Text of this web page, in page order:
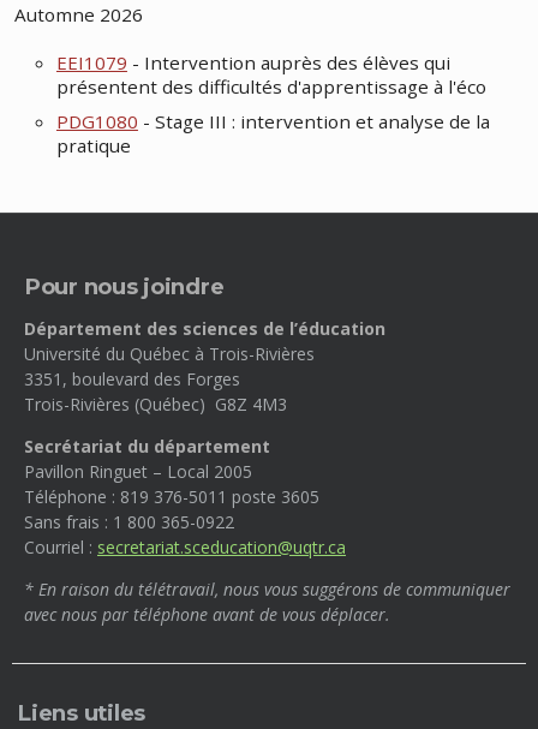
Automne 2026
EEI1079 - Intervention auprès des élèves qui
présentent des difficultés d'apprentissage à l'éco
PDG1080 - Stage III : intervention et analyse de la
pratique
Pour nous joindre
Département des sciences de l’éducation
Université du Québec à Trois-Rivières
3351, boulevard des Forges
Trois-Rivières (Québec) G8Z 4M3
Secrétariat du département
Pavillon Ringuet – Local 2005
Téléphone : 819 376-5011 poste 3605
Sans frais : 1 800 365-0922
Courriel : secretariat.sceducation@uqtr.ca
* En raison du télétravail, nous vous suggérons de communiquer
avec nous par téléphone avant de vous déplacer.
Liens utiles